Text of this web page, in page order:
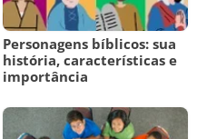
Personagens bíblicos: sua
história, características e
importância